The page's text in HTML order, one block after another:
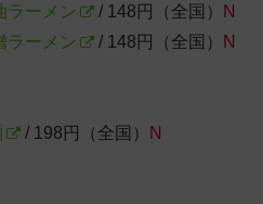
ラーメン
/ 148円（全国）
N
ラーメン
/ 148円（全国） N
/ 198円（全国） N